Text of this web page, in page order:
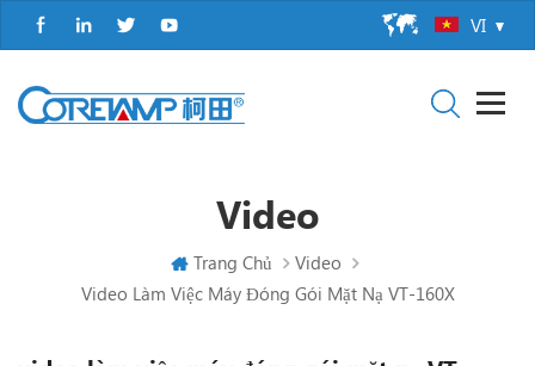
VI
Video
Trang Chủ
Video
Video Làm Việc Máy Đóng Gói Mặt Nạ VT-160X